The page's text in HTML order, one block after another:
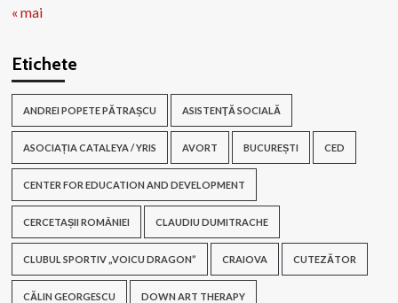
« mai
Etichete
ANDREI POPETE PĂTRAȘCU ASISTENŢĂ SOCIALĂ
ASOCIAȚIA CATALEYA / YRIS AVORT BUCUREȘTI CED
CENTER FOR EDUCATION AND DEVELOPMENT
CERCETAȘII ROMÂNIEI CLAUDIU DUMITRACHE
CLUBUL SPORTIV „VOICU DRAGON” CRAIOVA CUTEZĂTOR
CĂLIN GEORGESCU DOWN ART THERAPY